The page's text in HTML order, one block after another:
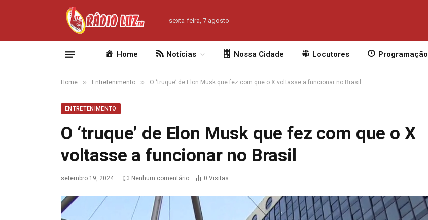
sexta-feira, 7 agosto
Home Notícias Nossa Cidade Locutores Programação
Home » Entretenimento » O ‘truque’ de Elon Musk que fez com que o X voltasse a funcionar no Brasil
ENTRETENIMENTO
O ‘truque’ de Elon Musk que fez com que o X
voltasse a funcionar no Brasil
setembro 19, 2024 Nenhum comentário 0 Visitas